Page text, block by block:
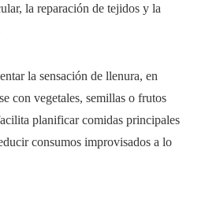
la reparación de tejidos y la
la sensación de llenura, en
con vegetales, semillas o frutos
planificar comidas principales
consumos improvisados a lo